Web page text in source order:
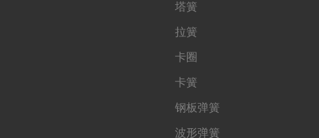
塔簧
拉簧
卡圈
卡簧
钢板弹簧
波形弹簧